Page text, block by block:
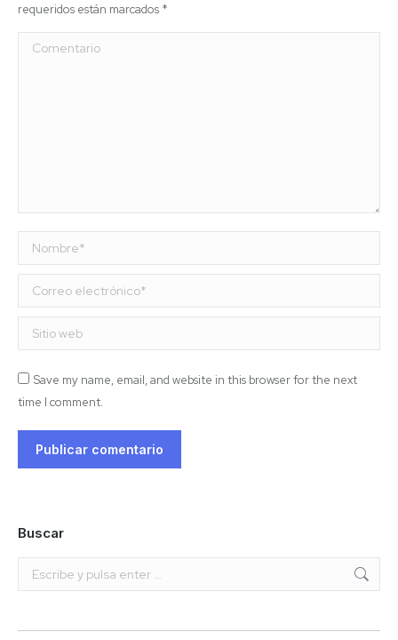
requeridos están marcados *
Comentario
Nombre *
Correo electrónico *
Sitio web
Save my name, email, and website in this browser for the next
time I comment.
Publicar comentario
Buscar
Buscar: